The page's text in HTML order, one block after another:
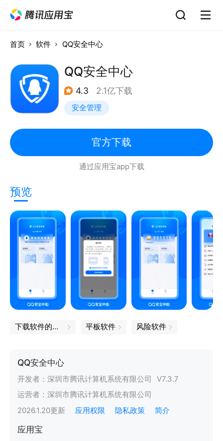
首页 软件 QQ安全中心
QQ安全中心
4.3 2.1亿下载
安全管理
官方下载
通过应用宝app下载
预览
下载软件的软件 平板软件 风险软件
QQ安全中心
开发者： 深圳市腾讯计算机系统有限公司 V7.3.7
运营者： 深圳市腾讯计算机系统有限公司
2026.1.20更新 应用权限 隐私政策 简介
应用宝